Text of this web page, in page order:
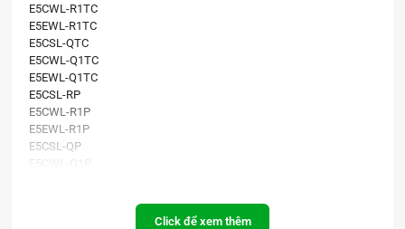
E5CWL-R1TC
E5EWL-R1TC
E5CSL-QTC
E5CWL-Q1TC
E5EWL-Q1TC
E5CSL-RP
E5CWL-R1P
E5EWL-R1P
E5CSL-QP
Click để xem thêm